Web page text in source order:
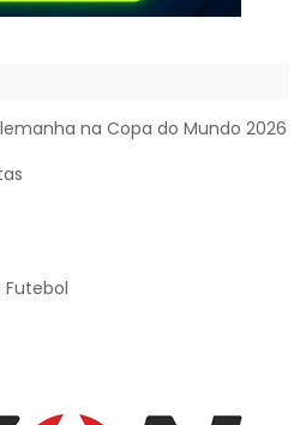
na Copa do Mundo 2026
Futebol